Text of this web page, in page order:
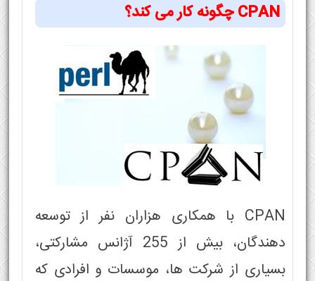
CPAN چگونه کار می کند؟
CPAN با همکاری هزاران نفر از توسعه
دهندگان، بیش از 255 آژانس مشارکتی،
بسیاری از شرکت ها، موسسات و افرادی که